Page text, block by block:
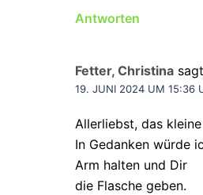
Antworten
Fetter, Christina
19. JUNI 2024 UM 15:36
Allerliebst, das
In Gedanken würde
Arm halten und Dir
die Flasche geben.